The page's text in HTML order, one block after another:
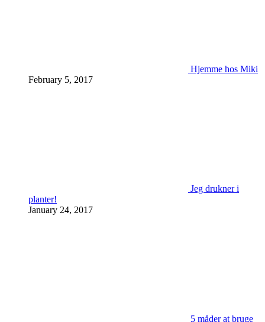
Hjemme hos Miki
February 5, 2017
Jeg drukner i
planter!
January 24, 2017
5 måder at bruge